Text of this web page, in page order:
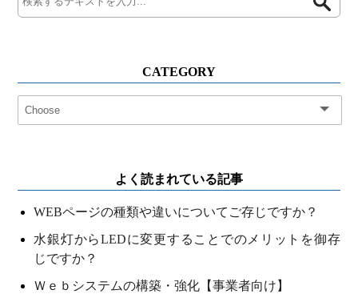
CATEGORY
よく読まれている記事
WEBページの種類や違いについてご存じですか？
水銀灯からLEDに変更することでのメリットを御存
じですか？
Ｗｅｂシステムの構築・強化【事業者向け】